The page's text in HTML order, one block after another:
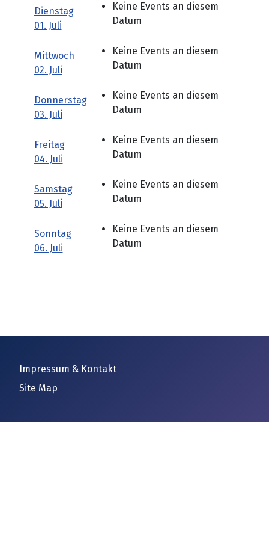
Dienstag
01. Juli
Keine Events an diesem
Datum
Mittwoch
02. Juli
Keine Events an diesem
Datum
Donnerstag
03. Juli
Keine Events an diesem
Datum
Freitag
04. Juli
Keine Events an diesem
Datum
Samstag
05. Juli
Keine Events an diesem
Datum
Sonntag
06. Juli
Keine Events an diesem
Datum
Impressum & Kontakt
Site Map